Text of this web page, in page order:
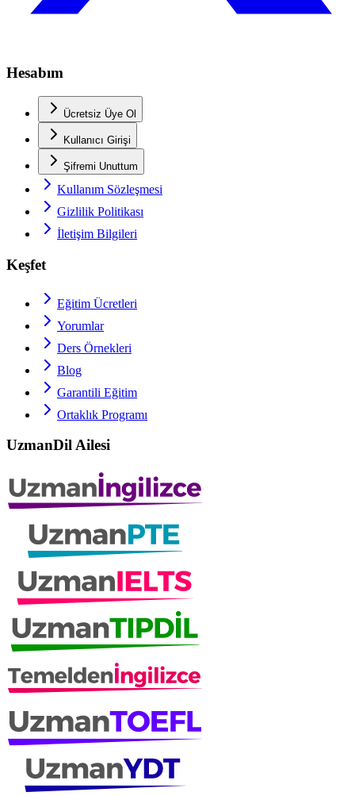
Hesabım
Ücretsiz Üye Ol
Kullanıcı Girişi
Şifremi Unuttum
Kullanım Sözleşmesi
Gizlilik Politikası
İletişim Bilgileri
Keşfet
Eğitim Ücretleri
Yorumlar
Ders Örnekleri
Blog
Garantili Eğitim
Ortaklık Programı
UzmanDil Ailesi